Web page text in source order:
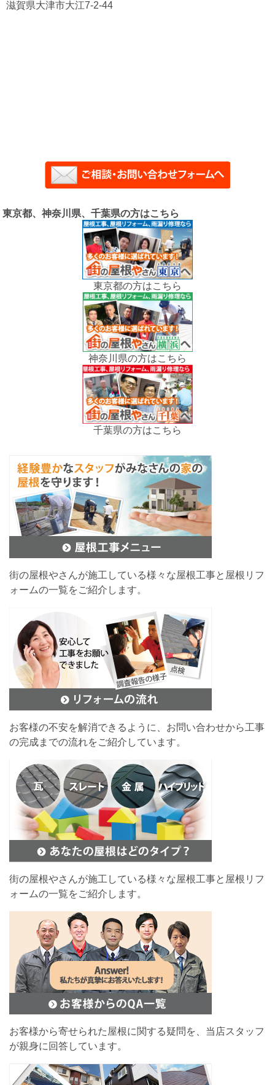
滋賀県大津市大江7-2-44
東京都、神奈川県、千葉県の方はこちら
東京都の方はこちら
神奈川県の方はこちら
千葉県の方はこちら
街の屋根やさんが施工している様々な屋根工事と屋根リフ
ォームの一覧をご紹介します。
お客様の不安を解消できるように、お問い合わせから工事
の完成までの流れをご紹介しています。
街の屋根やさんが施工している様々な屋根工事と屋根リフ
ォームの一覧をご紹介します。
お客様から寄せられた屋根に関する疑問を、当店スタッフ
が親身に回答しています。